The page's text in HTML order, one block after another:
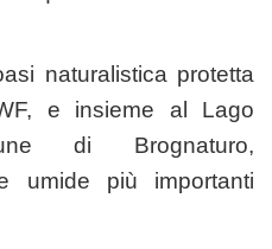
naturalistica protetta
e insieme al Lago
di Brognaturo,
umide più importanti